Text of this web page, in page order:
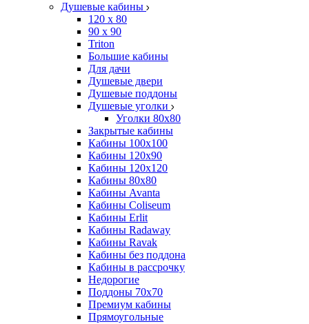
Душевые кабины
120 x 80
90 х 90
Triton
Большие кабины
Для дачи
Душевые двери
Душевые поддоны
Душевые уголки
Уголки 80х80
Закрытые кабины
Кабины 100x100
Кабины 120x90
Кабины 120х120
Кабины 80х80
Кабины Avanta
Кабины Coliseum
Кабины Erlit
Кабины Radaway
Кабины Ravak
Кабины без поддона
Кабины в рассрочку
Недорогие
Поддоны 70x70
Премиум кабины
Прямоугольные